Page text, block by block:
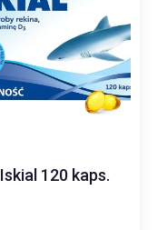
Iskial 120 kaps.